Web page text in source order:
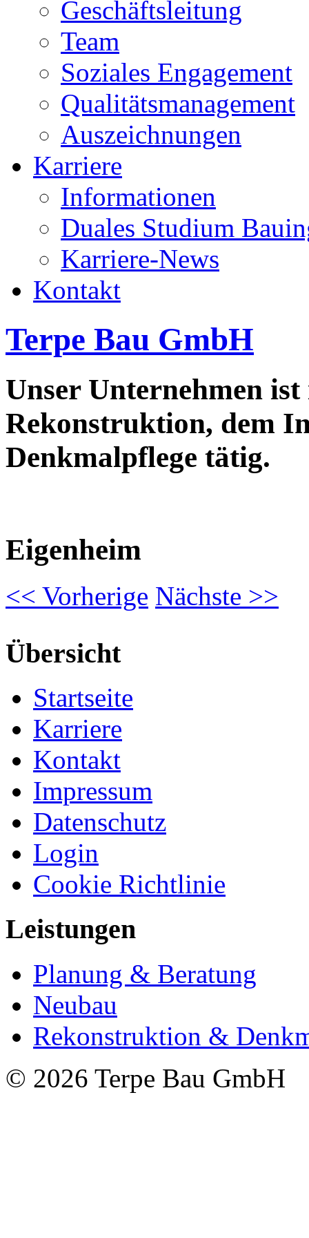
Geschäftsleitung
Team
Soziales Engagement
Qualitätsmanagement
Auszeichnungen
Karriere
Informationen
Duales Studium
Karriere-News
Kontakt
Terpe Bau GmbH
Unser Unternehmen
Rekonstruktion, dem
Denkmalpflege tätig.
Eigenheim
<< Vorherige Nächste >>
Übersicht
Startseite
Karriere
Kontakt
Impressum
Datenschutz
Login
Cookie Richtlinie
Leistungen
Planung & Beratung
Neubau
Rekonstruktion &
© 2026 Terpe Bau GmbH